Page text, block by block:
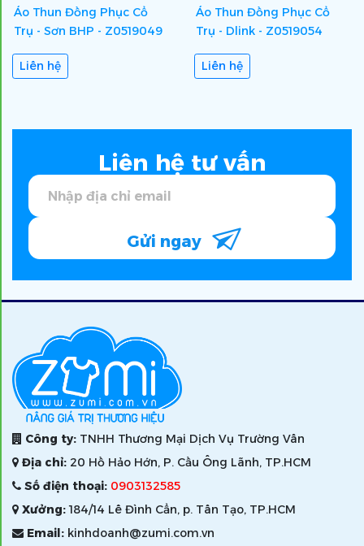
Áo Thun Đồng Phục Cổ
Trụ - Sơn BHP - Z0519049
Liên hệ
Áo Thun Đồng Phục Cổ
Trụ - Dlink - Z0519054
Liên hệ
Liên hệ tư vấn
Gửi ngay
Công ty: TNHH Thương Mại Dịch Vụ Trường Vân
Địa chỉ: 20 Hồ Hảo Hớn, P. Cầu Ông Lãnh, TP.HCM
Số điện thoại: 0903132585
Xưởng:184/14 Lê Đình Cẩn, p. Tân Tạo, TP.HCM
Email: kinhdoanh@zumi.com.vn